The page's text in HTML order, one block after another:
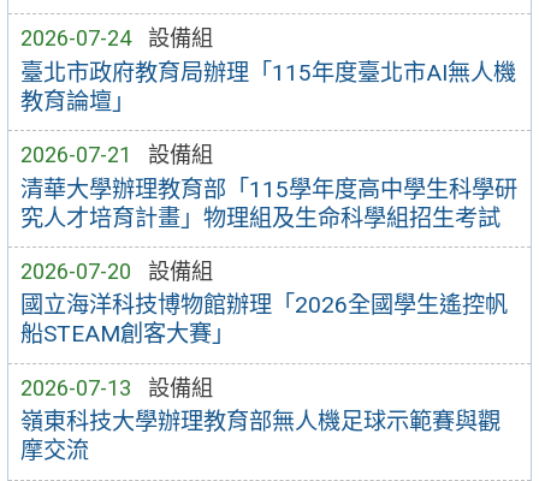
2026-07-24 設備組
臺北市政府教育局辦理「115年度臺北市AI無人機
教育論壇」
2026-07-21 設備組
清華大學辦理教育部「115學年度高中學生科學研
究人才培育計畫」物理組及生命科學組招生考試
2026-07-20 設備組
國立海洋科技博物館辦理「2026全國學生遙控帆
船STEAM創客大賽」
2026-07-13 設備組
嶺東科技大學辦理教育部無人機足球示範賽與觀
摩交流